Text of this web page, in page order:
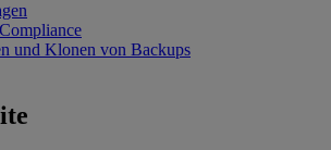
und Klonen von Backups